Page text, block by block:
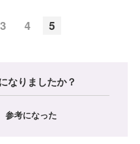
3 4 5
なりましたか？
参考になった